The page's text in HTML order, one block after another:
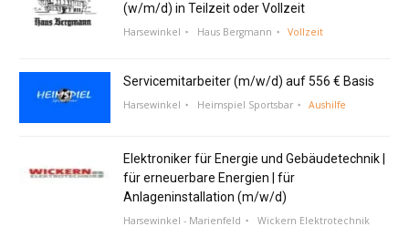
(w/m/d) in Teilzeit oder Vollzeit
Harsewinkel Haus Bergmann Vollzeit
Servicemitarbeiter (m/w/d) auf 556 € Basis
Harsewinkel Heimspiel Sportsbar Aushilfe
Elektroniker für Energie und Gebäudetechnik |
für erneuerbare Energien | für
Anlageninstallation (m/w/d)
Harsewinkel - Marienfeld Wickern Elektrotechnik